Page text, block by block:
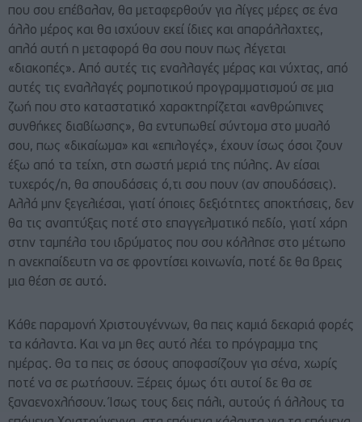
που σου επέβαλαν, θα μεταφερθούν για λίγες μέρες σε ένα
άλλο μέρος και θα ισχύουν εκεί ίδιες και απαράλλαχτες,
απλά αυτή η μεταφορά θα σου πουν πως λέγεται
«διακοπές». Από αυτές τις εναλλαγές μέρας και νύχτας, από
αυτές τις εναλλαγές ρομποτικού προγραμματισμού σε μια
ζωή που στο καταστατικό χαρακτηρίζεται «ανθρώπινες
συνθήκες διαβίωσης», θα εντυπωθεί σύντομα στο μυαλό
σου, πως «δικαίωμα» και «επιλογές», έχουν ίσως όσοι ζουν
έξω από τα τείχη, στη σωστή μεριά της πύλης. Αν είσαι
τυχερός/η, θα σπουδάσεις ό,τι σου πουν (αν σπουδάσεις).
Αλλά μην ξεγελιέσαι, γιατί όποιες δεξιότητες αποκτήσεις, δεν
θα τις αναπτύξεις ποτέ στο επαγγελματικό πεδίο, γιατί χάρη
στην ταμπέλα του ιδρύματος που σου κόλλησε στο μέτωπο
η ανεκπαίδευτη να σε φροντίσει κοινωνία, ποτέ δε θα βρεις
μια θέση σε αυτό.
Κάθε παραμονή Χριστουγέννων, θα πεις καμιά δεκαριά φορές
τα κάλαντα. Και να μη θες αυτό λέει το πρόγραμμα της
ημέρας. Θα τα πεις σε όσους αποφασίζουν για σένα, χωρίς
ποτέ να σε ρωτήσουν. Ξέρεις όμως ότι αυτοί δε θα σε
ξαναενοχλήσουν. Ίσως τους δεις πάλι, αυτούς ή άλλους τα